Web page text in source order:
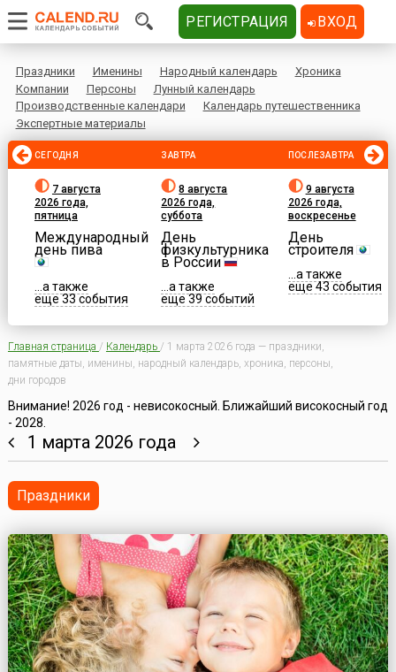
Праздники Именины Народный календарь
Хроника
Компании
Персоны
Лунный календарь
Производственные календари
Календарь путешественника
Экспертные материалы
СЕГОДНЯ
7 августа
2026 года,
пятница
Международный
день пива
...а также
еще 33 события
ЗАВТРА
8 августа
2026 года,
суббота
День
физкультурника
в России
...а также
еще 39 событий
ПОСЛЕЗАВТРА
9 августа
2026 года,
воскресенье
День
строителя
...а также
еще 43 события
Главная страница / Календарь / 1 марта 2026 года — праздники,
памятные даты, именины, народный календарь, хроника, персоны,
дни городов
Внимание! 2026 год - невисокосный. Ближайший високосный год
- 2028.
1 марта 2026 года
Праздники
РЕГИСТРАЦИЯ ВХОД